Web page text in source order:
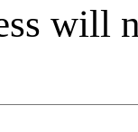
will